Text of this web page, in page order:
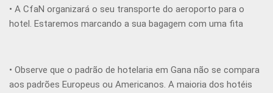
• A CfaN organizará o seu transporte do aeroporto para o
hotel. Estaremos marcando a sua bagagem com uma fita
dos nossos visitantes.
• Observe que o padrão de hotelaria em Gana não se compara
aos padrões Europeus ou Americanos. A maioria dos hotéis